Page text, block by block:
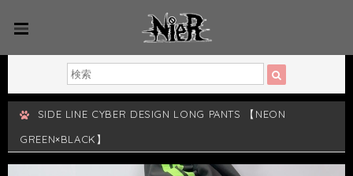
SIDE LINE CYBER DESIGN LONG PANTS 【NEON
GREEN×BLACK】